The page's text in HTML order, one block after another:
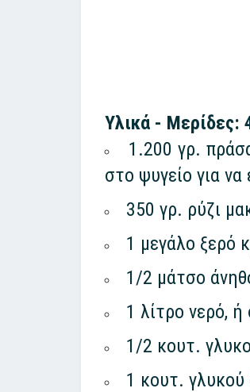
Υλικά - Μερίδες:
1.200 γρ.
στο ψυγείο για
350 γρ. ρύζι
1 μεγάλο ξερό
1/2 μάτσο
1 λίτρο νερό, ή
1/2 κουτ.
1 κουτ. γλυκού